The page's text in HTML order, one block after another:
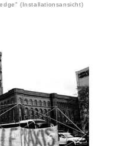
(Installationsansicht)